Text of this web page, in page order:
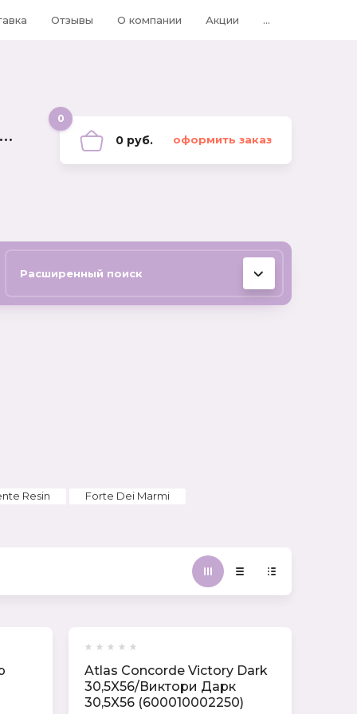
Отзывы О компании Акции ...
0
0 руб. оформить заказ
Расширенный поиск
Текст:
Выберите категорию:
Выберите...
Resin
Forte Dei Marmi
Atlas Concorde Victory Dark
30,5X56/Виктори Дарк
30,5X56 (600010002250)